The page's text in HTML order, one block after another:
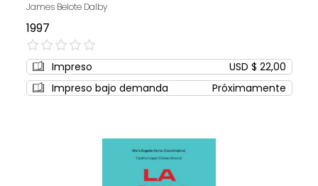
James Belote Dalby
1997
0%
Impreso
USD $ 22,00
Impreso bajo demanda
Próximamente